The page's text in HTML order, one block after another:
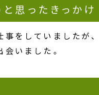
思ったきっかけ
事をしていましたが
いました。